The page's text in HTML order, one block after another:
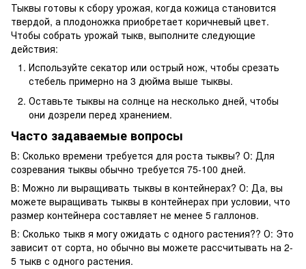
Тыквы готовы к сбору урожая, когда кожица становится
твердой, а плодоножка приобретает коричневый цвет.
Чтобы собрать урожай тыкв, выполните следующие
действия:
Используйте секатор или острый нож, чтобы срезать
стебель примерно на 3 дюйма выше тыквы.
Оставьте тыквы на солнце на несколько дней, чтобы
они дозрели перед хранением.
Часто задаваемые вопросы
В: Сколько времени требуется для роста тыквы? О: Для
созревания тыквы обычно требуется 75-100 дней.
В: Можно ли выращивать тыквы в контейнерах? О: Да, вы
можете выращивать тыквы в контейнерах при условии, что
размер контейнера составляет не менее 5 галлонов.
В: Сколько тыкв я могу ожидать с одного растения?? О: Это
зависит от сорта, но обычно вы можете рассчитывать на 2-
5 тыкв с одного растения.